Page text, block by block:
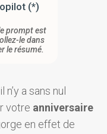
(*)
prompt est
le dans
le résumé.
a sans nul
votre anniversaire
en effet de